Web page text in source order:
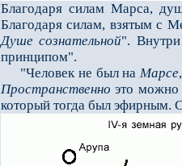
Благодаря силам Мар­са,
Благодаря силам, взятым с
Душе сознательной".
принципом".
"Человек не был наМарсе
Пространственно это можно
который тогда был эфирным.